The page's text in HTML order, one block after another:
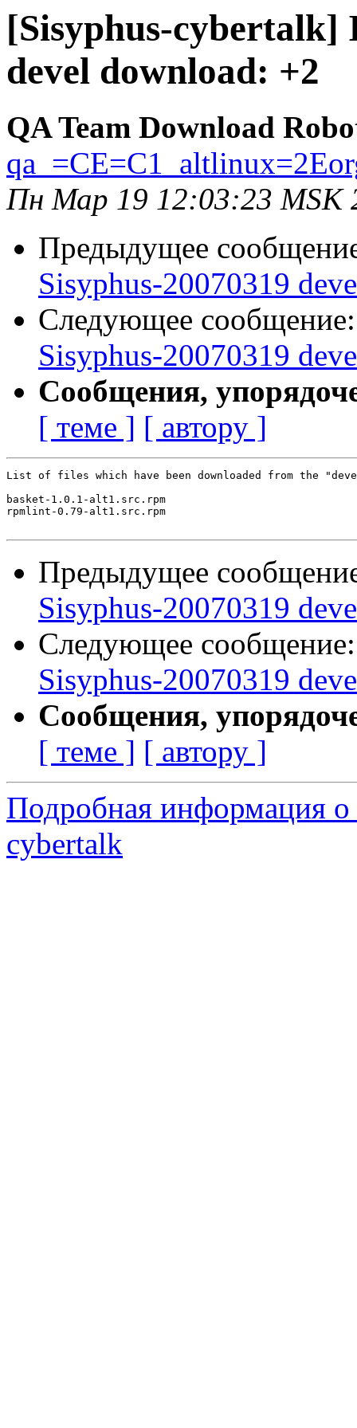
[Sisyphus-cybertalk]
devel download: +2
QA Team Download
Пн Мар 19 12:03:23 MSK
Предыдущее
Sisyphus-20070319
Следующее
Sisyphus-20070319
Сообщения,
[ теме ] [ автору ]
List of files which have been downloaded from the
basket-1.0.1-alt1.src.rpm
rpmlint-0.79-alt1.src.rpm
Предыдущее
Sisyphus-20070319
Следующее
Sisyphus-20070319
Сообщения,
[ теме ] [ автору ]
Подробная информация о
cybertalk